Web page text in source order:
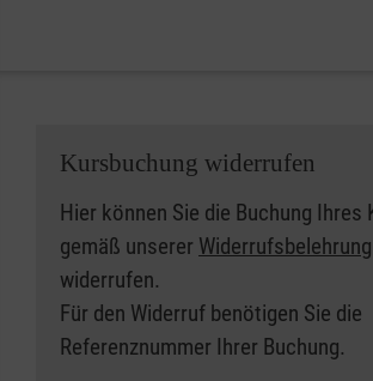
Kursbuchung widerrufen
Hier können Sie die Buchung Ihres
gemäß unserer Widerrufsbelehrung
widerrufen.
Für den Widerruf benötigen Sie die
Referenznummer Ihrer Buchung.